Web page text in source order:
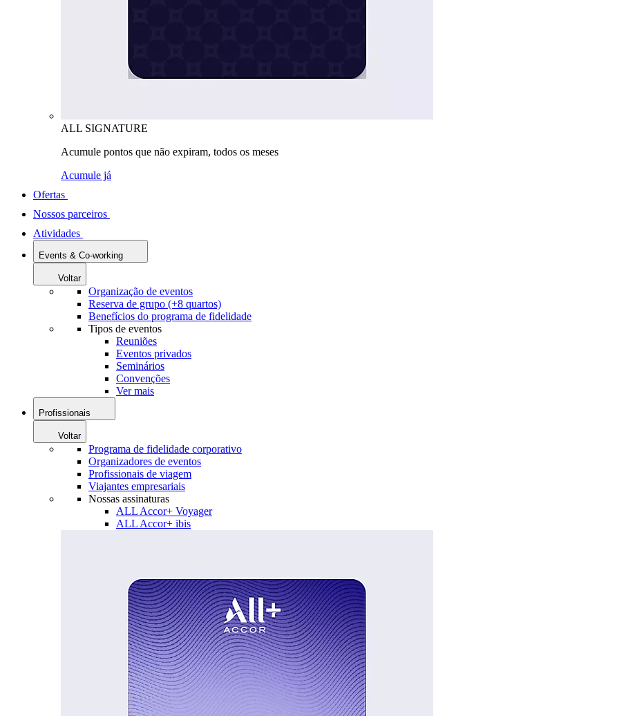
ALL SIGNATURE
Acumule pontos que não expiram, todos os meses
Acumule já
Ofertas
Nossos parceiros
Atividades
Events & Co-working
Voltar
Organização de eventos
Reserva de grupo (+8 quartos)
Benefícios do programa de fidelidade
Tipos de eventos
Reuniões
Eventos privados
Seminários
Convenções
Ver mais
Profissionais
Voltar
Programa de fidelidade corporativo
Organizadores de eventos
Profissionais de viagem
Viajantes empresariais
Nossas assinaturas
ALL Accor+ Voyager
ALL Accor+ ibis